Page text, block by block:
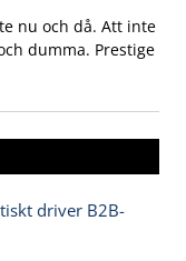
nu och då. Att inte
dumma. Prestige